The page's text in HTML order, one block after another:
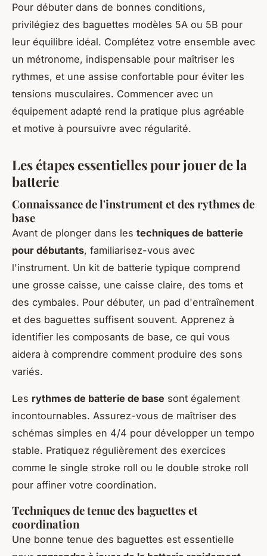
Pour débuter dans de bonnes conditions,
privilégiez des baguettes modèles 5A ou 5B pour
leur équilibre idéal. Complétez votre ensemble avec
un métronome, indispensable pour maîtriser les
rythmes, et une assise confortable pour éviter les
tensions musculaires. Commencer avec un
équipement adapté rend la pratique plus agréable
et motive à poursuivre avec régularité.
Les étapes essentielles pour jouer de la
batterie
Connaissance de l'instrument et des rythmes de
base
Avant de plonger dans les techniques de batterie
pour débutants, familiarisez-vous avec
l'instrument. Un kit de batterie typique comprend
une grosse caisse, une caisse claire, des toms et
des cymbales. Pour débuter, un pad d'entraînement
et des baguettes suffisent souvent. Apprenez à
identifier les composants de base, ce qui vous
aidera à comprendre comment produire des sons
variés.
Les rythmes de batterie de base sont également
incontournables. Assurez-vous de maîtriser des
schémas simples en 4/4 pour développer un tempo
stable. Pratiquez régulièrement des exercices
comme le single stroke roll ou le double stroke roll
pour affiner votre coordination.
Techniques de tenue des baguettes et
coordination
Une bonne tenue des baguettes est essentielle